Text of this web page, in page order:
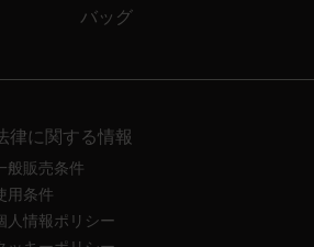
バッグ
律に関する情報
般販売条件
用条件
人情報ポリシー